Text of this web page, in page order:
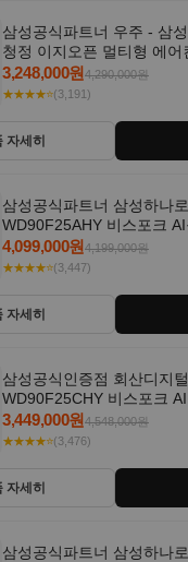
삼성공식파트너 우주 - 삼
청정 이지오픈 멀티형 에어
AF80F17D22WRS 기본설
3,248,000원4,290,000원
★★★★⭐(3,191)
자세히
삼성공식파트너 삼성하나
WD90F25AHY 비스포크 AI
18kg 자동문열림 1등급
4,099,000원4,199,000원
★★★★⭐(3,447)
자세히
삼성공식인증점 회산디지
WD90F25CHY 비스포크 AI
일체형 25kg+18kg 1등급
3,449,000원4,548,000원
★★★★⭐(3,476)
자세히
삼성공식파트너 삼성하나